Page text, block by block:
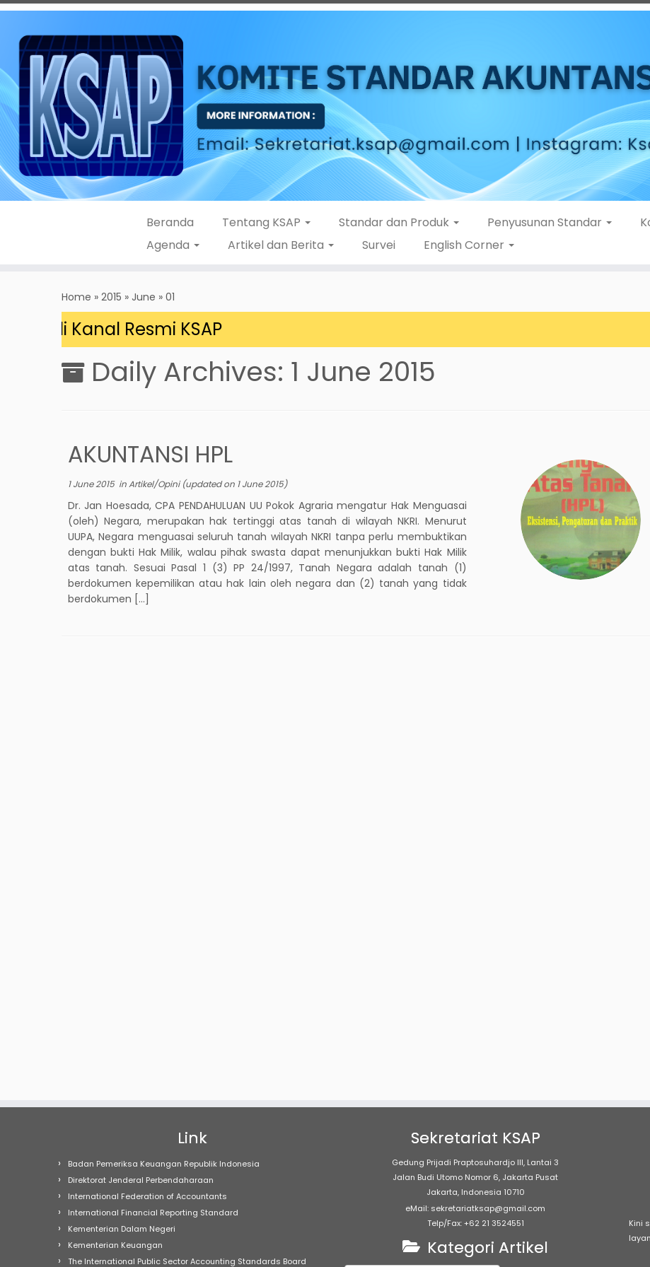
Beranda Tentang KSAP Standar dan Produk Penyusunan Standar
Agenda
Artikel dan Berita Survei English Corner
Home » 2015 » June » 01
di Kanal Resmi KSAP
Daily Archives: 1 June 2015
AKUNTANSI HPL
1 June 2015inArtikel/Opini(updated on 1 June 2015)
Dr. Jan Hoesada, CPA PENDAHULUAN UU Pokok Agraria mengatur Hak Menguasai
(oleh) Negara, merupakan hak tertinggi atas tanah di wilayah NKRI. Menurut
UUPA, Negara menguasai seluruh tanah wilayah NKRI tanpa perlu membuktikan
dengan bukti Hak Milik, walau pihak swasta dapat menunjukkan bukti Hak Milik
atas tanah. Sesuai Pasal 1 (3) PP 24/1997, Tanah Negara adalah tanah (1)
berdokumen kepemilikan atau hak lain oleh negara dan (2) tanah yang tidak
berdokumen […]
Link
Badan Pemeriksa Keuangan Republik Indonesia
Direktorat Jenderal Perbendaharaan
International Federation of Accountants
International Financial Reporting Standard
Kementerian Dalam Negeri
Kementerian Keuangan
The International Public Sector Accounting Standards Board
Sekretariat KSAP
Gedung Prijadi Praptosuhardjo III, Lantai 3
Jalan Budi Utomo Nomor 6, Jakarta Pusat
Jakarta, Indonesia 10710
eMail: sekretariatksap@gmail.com
Telp/Fax: +62 21 3524551
Kategori Artikel
Kini